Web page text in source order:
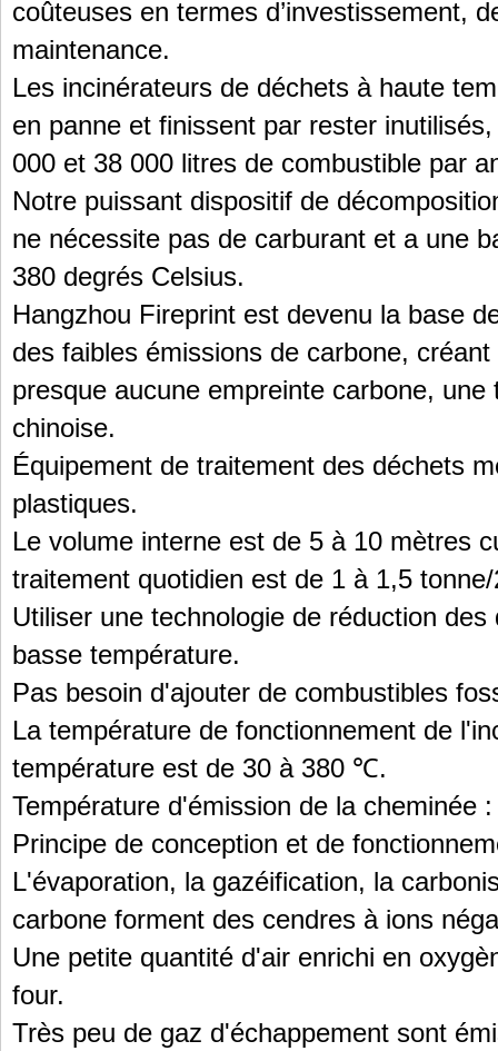
coûteuses en termes d’investissement,
maintenance.
Les incinérateurs de déchets à haute
en panne et finissent par rester
000 et 38 000 litres de combustible par
Notre puissant dispositif de
ne nécessite pas de carburant et a une
380 degrés Celsius.
Hangzhou Fireprint est devenu la base
des faibles émissions de carbone,
presque aucune empreinte carbone, une
chinoise.
Équipement de traitement des déchets
plastiques.
Le volume interne est de 5 à 10 mètres
traitement quotidien est de 1 à 1,5
Utiliser une technologie de réduction
basse température.
Pas besoin d'ajouter de combustibles
La température de fonctionnement de
température est de 30 à 380 ℃.
Température d'émission de la cheminée
Principe de conception et de
L'évaporation, la gazéification, la
carbone forment des cendres à ions
Une petite quantité d'air enrichi en
four.
Très peu de gaz d'échappement sont